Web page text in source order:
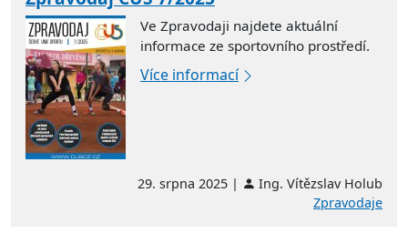
Ve Zpravodaji najdete aktuální
informace ze sportovního prostředí.
Více informací
29. srpna 2025 |
Ing. Vítězslav Holub
Zpravodaje